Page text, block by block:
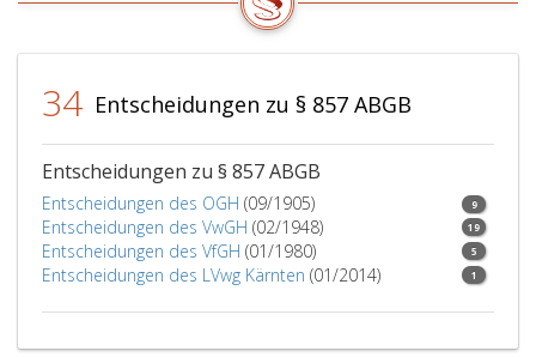
34 Entscheidungen zu § 857 ABGB
Entscheidungen zu § 857 ABGB
Entscheidungen des OGH (09/1905) 9
Entscheidungen des VwGH (02/1948) 19
Entscheidungen des VfGH (01/1980) 5
Entscheidungen des LVwg Kärnten (01/2014) 1